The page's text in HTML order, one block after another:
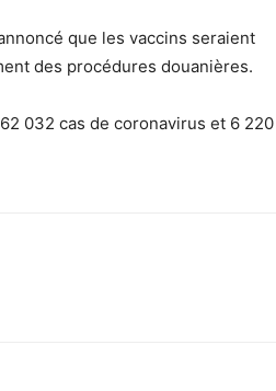
que les vaccins seraient
des procédures douanières.
032 cas de coronavirus et 6 220